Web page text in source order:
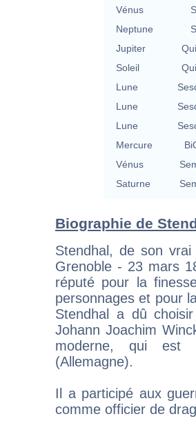
Vénus
Neptune
Jupiter
Soleil
Lune
Lune
Lune
Mercure
Vénus
Saturne
Biographie de
Stendhal, de son
Grenoble - 23 mars
réputé pour la
personnages et pour
Stendhal a dû
Johann Joachim
moderne, qui est
(Allemagne).
Il a participé aux
comme officier de